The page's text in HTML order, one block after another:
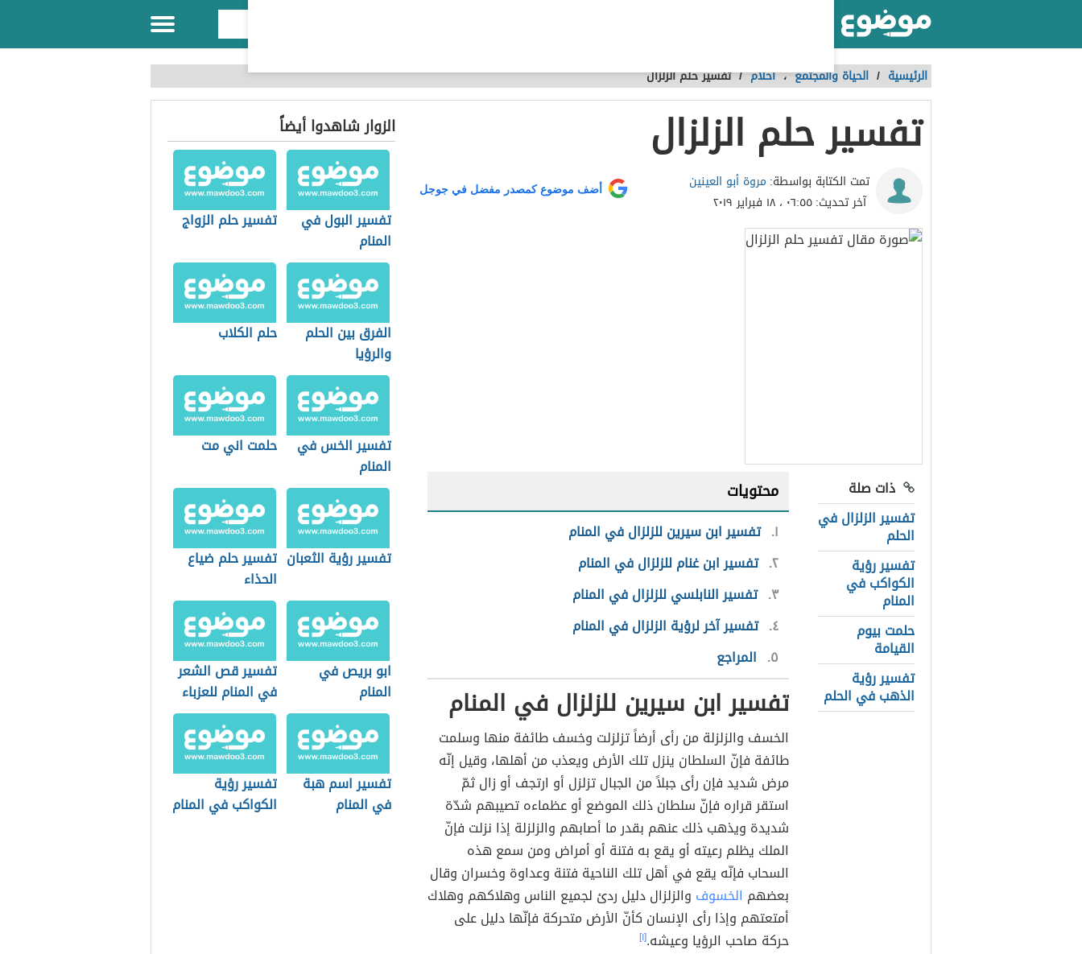
الرئيسية / الحياة والمجتمع،احلام /تفسير حلم الزلزال
تفسير حلم الزلزال
تمت الكتابة بواسطة: مروة أبو العينين
آخر تحديث:٠٦:٥٥ ، ١٨ فبراير ٢٠١٩
أضف موضوع كمصدر مفضل في جوجل
ذات صلة
تفسير الزلزال في
الحلم
تفسير رؤية
الكواكب في
المنام
حلمت بيوم
القيامة
تفسير رؤية
الذهب في الحلم
محتويات
١ تفسير ابن سيرين للزلزال في المنام
٢ تفسير ابن غنام للزلزال في المنام
٣ تفسير النابلسي للزلزال في المنام
٤ تفسير آخر لرؤية الزلزال في المنام
٥ المراجع
تفسير ابن سيرين للزلزال في المنام
الخسف والزلزلة من رأى أرضاً تزلزلت وخسف طائفة منها وسلمت
طائفة فإنّ السلطان ينزل تلك الأرض ويعذب من أهلها، وقيل إنّه
مرض شديد فإن رأى جبلاً من الجبال تزلزل أو ارتجف أو زال ثمّ
استقر قراره فإنّ سلطان ذلك الموضع أو عظماءه تصيبهم شدّة
شديدة ويذهب ذلك عنهم بقدر ما أصابهم والزلزلة إذا نزلت فإنّ
الملك يظلم رعيته أو يقع به فتنة أو أمراض ومن سمع هذه
السحاب فإنّه يقع في أهل تلك الناحية فتنة وعداوة وخسران وقال
بعضهم الخسوف والزلزال دليل ردئ لجميع الناس وهلاكهم وهلاك
أمتعتهم وإذا رأى الإنسان كأنّ الأرض متحركة فإنّها دليل على
حركة صاحب الرؤيا وعيشه.[١]
الزوار شاهدوا أيضاً
تفسير البول في
المنام
تفسير حلم الزواج
الفرق بين الحلم
والرؤيا
حلم الكلاب
تفسير الخس في
المنام
حلمت اني مت
تفسير رؤية الثعبان تفسير حلم ضياع
الحذاء
ابو بريص في
المنام
تفسير قص الشعر
في المنام للعزباء
تفسير اسم هبة
في المنام
تفسير رؤية
الكواكب في المنام